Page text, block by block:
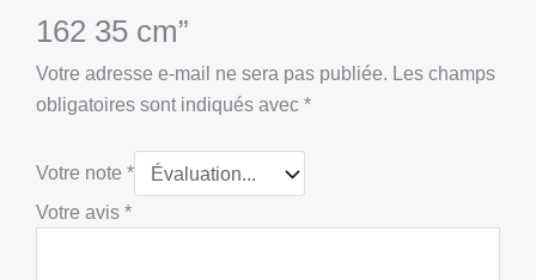
162 35 cm”
Votre adresse e-mail ne sera pas publiée. Les champs
obligatoires sont indiqués avec *
Votre note *
Votre avis *